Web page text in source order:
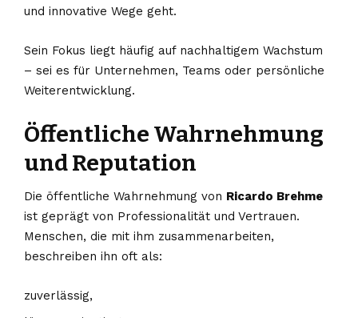
und innovative Wege geht.
Sein Fokus liegt häufig auf nachhaltigem Wachstum
– sei es für Unternehmen, Teams oder persönliche
Weiterentwicklung.
Öffentliche Wahrnehmung
und Reputation
Die öffentliche Wahrnehmung von Ricardo Brehme
ist geprägt von Professionalität und Vertrauen.
Menschen, die mit ihm zusammenarbeiten,
beschreiben ihn oft als:
zuverlässig,